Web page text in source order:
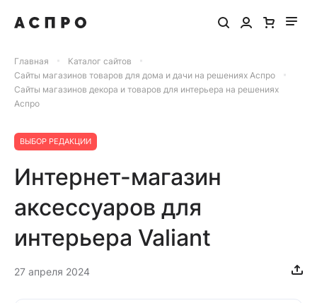
Главная
Каталог сайтов
Сайты магазинов товаров для дома и дачи на решениях Аспро
Сайты магазинов декора и товаров для интерьера на решениях
Аспро
ВЫБОР РЕДАКЦИИ
Интернет-магазин
аксессуаров для
интерьера Valiant
27 апреля 2024